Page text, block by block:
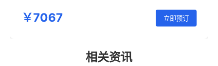
￥7067 立即预订
相关资讯